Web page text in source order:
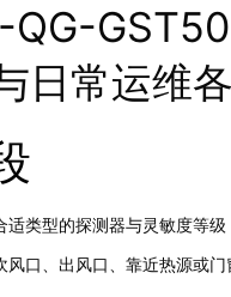
QG-
日常运维
类型的探测器与灵敏度等
口、出风口、靠近热源或门